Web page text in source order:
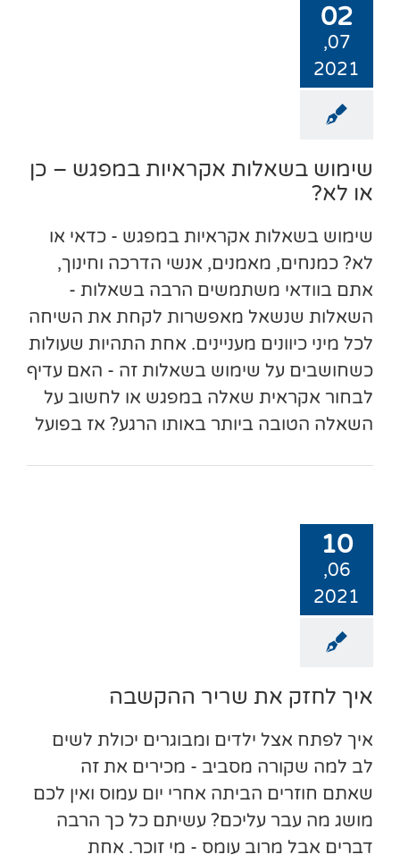
02
07,
2021
שימוש בשאלות אקראיות במפגש – כן
או לא?
שימוש בשאלות אקראיות במפגש - כדאי או
לא? כמנחים, מאמנים, אנשי הדרכה וחינוך,
אתם בוודאי משתמשים הרבה בשאלות -
השאלות שנשאל מאפשרות לקחת את השיחה
לכל מיני כיוונים מעניינים. אחת התהיות שעולות
כשחושבים על שימוש בשאלות זה - האם עדיף
לבחור אקראית שאלה במפגש או לחשוב על
השאלה הטובה ביותר באותו הרגע? אז בפועל
10
06,
2021
איך לחזק את שריר ההקשבה
איך לפתח אצל ילדים ומבוגרים יכולת לשים
לב למה שקורה מסביב - מכירים את זה
שאתם חוזרים הביתה אחרי יום עמוס ואין לכם
מושג מה עבר עליכם? עשיתם כל כך הרבה
דברים אבל מרוב עומס - מי זוכר. אחת